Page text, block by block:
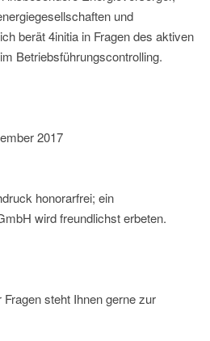
und
berät 4initia in Fragen des aktiven
Betriebsführungscontrolling.
2017
honorarfrei; ein
wird freundlichst erbeten.
steht Ihnen gerne zur